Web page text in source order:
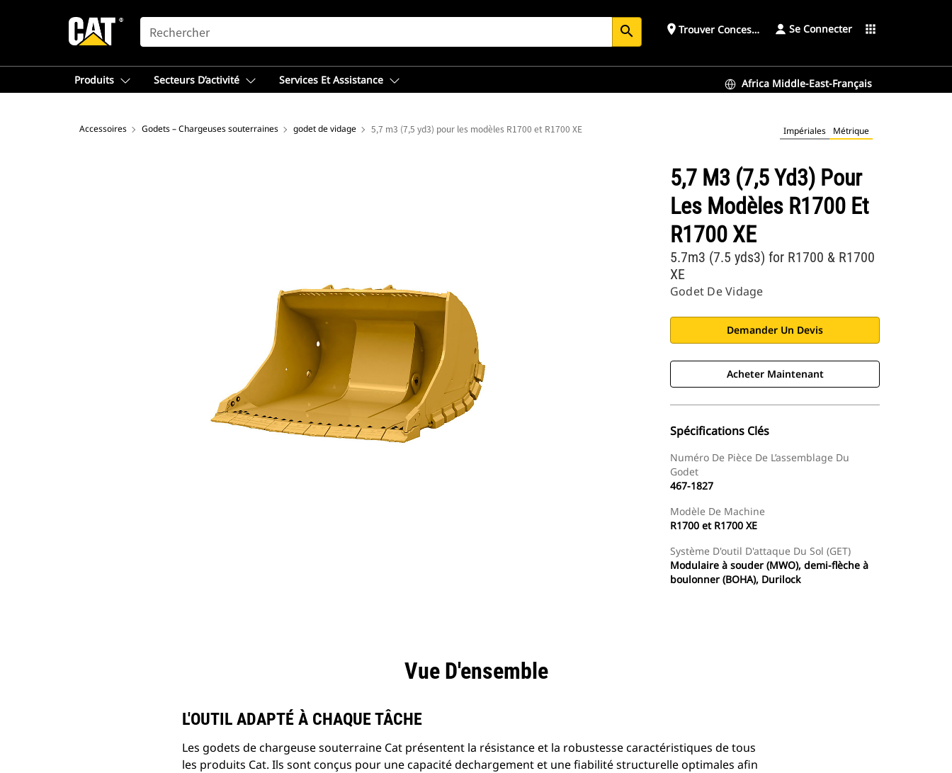
SEARCH search place Trouver ConcessionnaireSe Connecter apps
Produits Secteurs D’activité Services Et Assistance Africa Middle-East-Français
Accessoires Godets – Chargeuses souterraines godet de vidage 5,7 m3 (7,5 yd3) pour les modèles R1700 et R1700 XE Impériales Métrique
5,7 M3 (7,5 Yd3) Pour
Les Modèles R1700 Et
R1700 XE
Godet De Vidage
5.7m3 (7.5 yds3) for R1700 & R1700
XE
Demander Un Devis
Acheter Maintenant
Spécifications Clés
Numéro De Pièce De L’assemblage Du
Godet
467-1827
Modèle De Machine
R1700 et R1700 XE
Système D'outil D'attaque Du Sol (GET)
Modulaire à souder (MWO), demi-flèche à
boulonner (BOHA), Durilock
Vue D'ensemble
L'OUTIL ADAPTÉ À CHAQUE TÂCHE
Les godets de chargeuse souterraine Cat présentent la résistance et la robustesse caractéristiques de tous
les produits Cat. Ils sont conçus pour une capacité dechargement et une fiabilité structurelle optimales afin